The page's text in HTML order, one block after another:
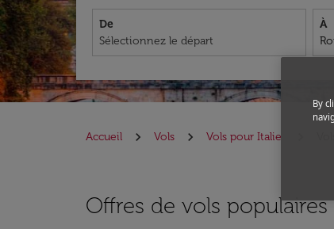
De À
Accueil Vols Vols pour Italie
Offres de vols
By